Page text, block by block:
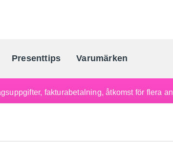
Presenttips Varumärken
Sveriges största
fakturabetalning, åtkomst för flera